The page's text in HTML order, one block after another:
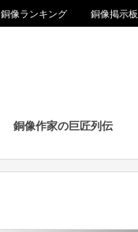
銅像ランキング 銅像掲示板
銅像作家の巨匠列伝